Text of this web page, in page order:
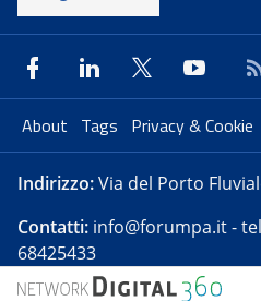
About Tags Privacy & Cookie
Indirizzo:Via del Porto
Contatti: info@forumpa.it-
68425433